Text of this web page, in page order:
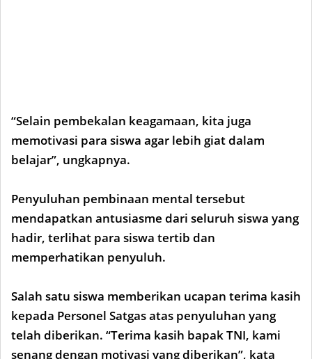
“Selain pembekalan keagamaan, kita juga
memotivasi para siswa agar lebih giat dalam
belajar”, ungkapnya.
Penyuluhan pembinaan mental tersebut
mendapatkan antusiasme dari seluruh siswa yang
hadir, terlihat para siswa tertib dan
memperhatikan penyuluh.
Salah satu siswa memberikan ucapan terima kasih
kepada Personel Satgas atas penyuluhan yang
telah diberikan. “Terima kasih bapak TNI, kami
senang dengan motivasi yang diberikan”, kata